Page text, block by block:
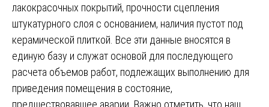
лакокрасочных покрытий, прочности сцепления
штукатурного слоя с основанием, наличия пустот под
керамической плиткой. Все эти данные вносятся в
единую базу и служат основой для последующего
расчета объемов работ, подлежащих выполнению для
приведения помещения в состояние,
предшествовавшее аварии. Важно отметить, что наш